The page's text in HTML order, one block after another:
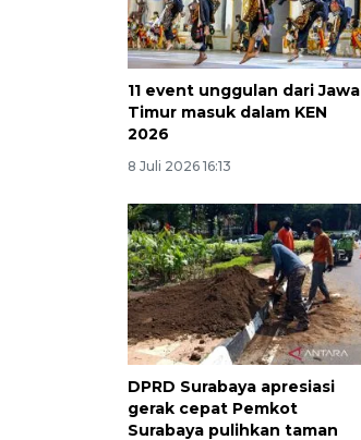
11 event unggulan dari Jawa
Timur masuk dalam KEN
2026
8 Juli 2026 16:13
DPRD Surabaya apresiasi
gerak cepat Pemkot
Surabaya pulihkan taman